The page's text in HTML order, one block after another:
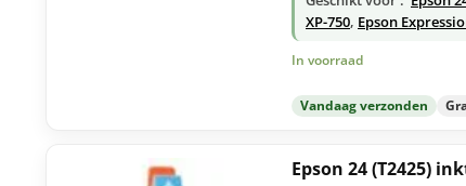
XP-750, Epson
In voorraad
Vandaag verzonden
Epson 24 (T2425)